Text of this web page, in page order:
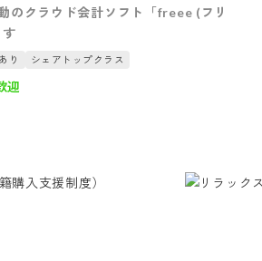
のクラウド会計ソフト「freee (フリ
り シェアトップクラス
迎